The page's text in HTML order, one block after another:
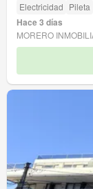
Electricidad Pileta
Hace 3 días
MORERO